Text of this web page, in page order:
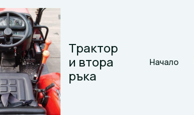
Трактор
и втора
ръка
Начало